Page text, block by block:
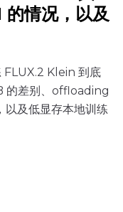
情况，以及
FLUX.2 Klein 到底
的差别、offloading
及低显存本地训练